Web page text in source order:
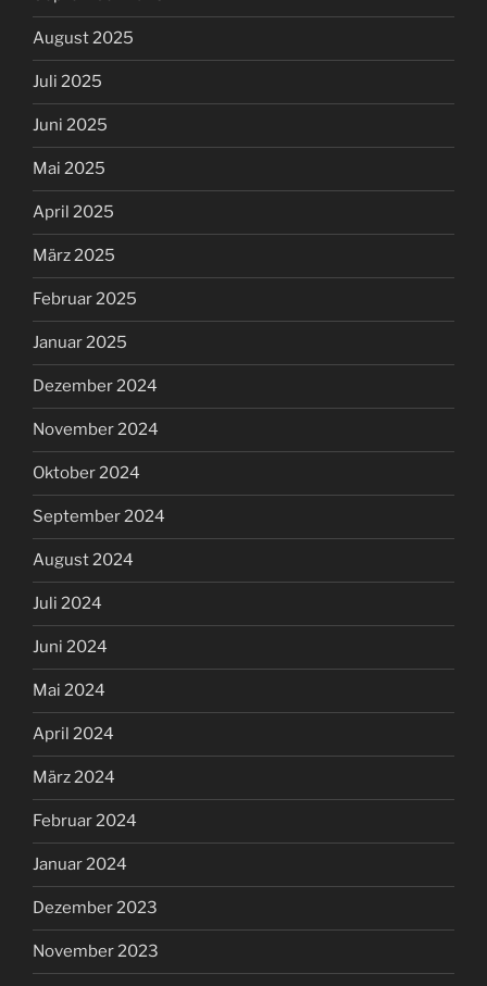
August 2025
Juli 2025
Juni 2025
Mai 2025
April 2025
März 2025
Februar 2025
Januar 2025
Dezember 2024
November 2024
Oktober 2024
September 2024
August 2024
Juli 2024
Juni 2024
Mai 2024
April 2024
März 2024
Februar 2024
Januar 2024
Dezember 2023
November 2023